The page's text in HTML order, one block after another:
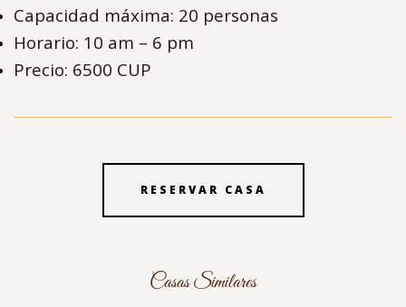
Capacidad máxima: 20 personas
Horario: 10 am – 6 pm
Precio: 6500 CUP
RESERVAR CASA
Casas Similares